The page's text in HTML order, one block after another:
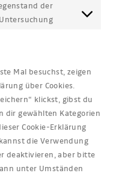
service
der
Untersuchung
Consent
Mal besuchst, zeigen
über Cookies.
klickst, gibst du
dir gewählten Kategorien
Cookie-Erklärung
die Verwendung
deaktivieren, aber bitte
unter Umständen